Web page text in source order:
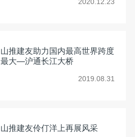
2020.12.23
山推建友助力国内最高世界跨度
最大—沪通长江大桥
2019.08.31
山推建友伶仃洋上再展风采